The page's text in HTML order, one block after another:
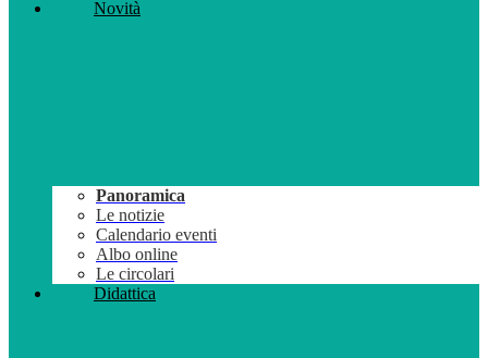
Novità
Panoramica
Le notizie
Calendario eventi
Albo online
Le circolari
Didattica